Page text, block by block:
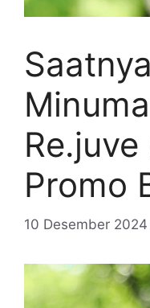
Promo
10 Desember 2024